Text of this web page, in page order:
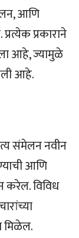
आणि
प्रकाराने
आहे, ज्यामुळे
आहे.
संमेलन नवीन
आणि
करेल. विविध
मिळेल.